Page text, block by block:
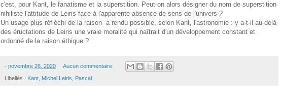
c'est, pour Kant, le fanatisme et la superstition. Peut-on alors désigner du nom de superstition
nihiliste l'attitude de Leiris face à l'apparente absence de sens de l'univers ?
Un usage plus réfléchi de la raison a rendu possible, selon Kant, l'astronomie : y a-t-il au-delà
des éructations de Leiris une vraie moralité qui naîtrait d'un développement constant et
ordonné de la raison éthique ?
- novembre 26, 2020 Aucun commentaire:
Libellés : Kant Michel Leiris Pascal